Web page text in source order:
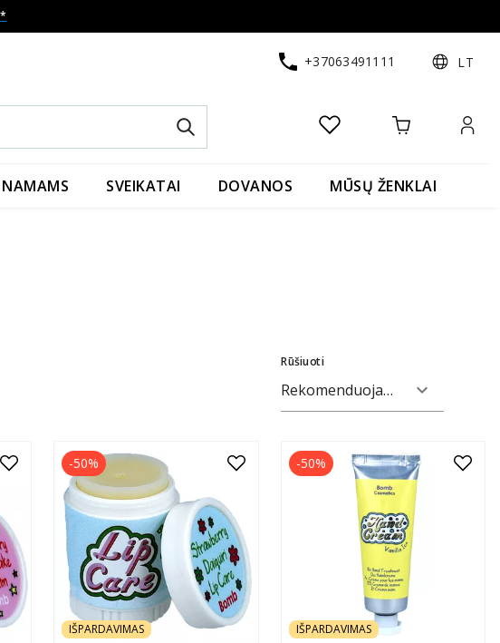
+37063491111 LT
NAMAMS SVEIKATAI DOVANOS MŪSŲ ŽENKLAI
Rūšiuoti
Rekomenduojami expand_more
IŠPARDAVIMAS
-50%
IŠPARDAVIMAS
-50%